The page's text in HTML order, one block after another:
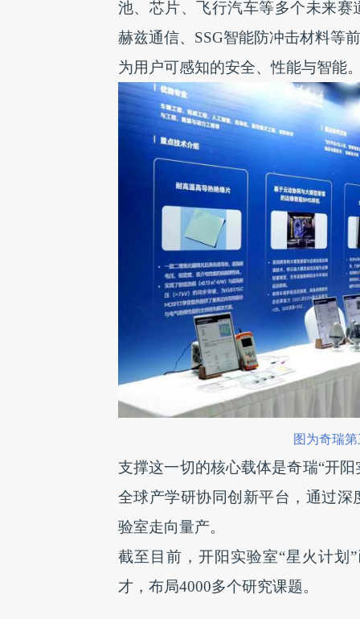
池、芯片、飞行汽车等多个未来
赫兹通信、SSG智能防冲击材料等
为用户可感知的安全、性能与智能
图为奇瑞
支撑这一切的核心载体是奇瑞“开
全球产学研协同创新平台，通过
验室走向量产。
截至目前，开阳实验室“星火计划
才，布局4000多个研究课题。